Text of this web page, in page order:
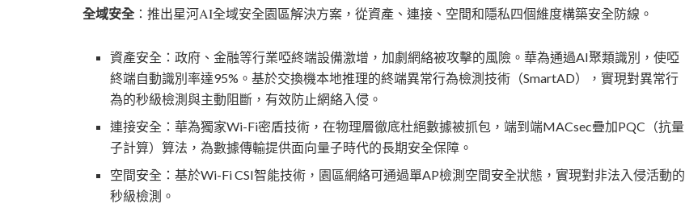
全域安全 ：推出星河AI全域安全園區解決方案，從資產、連接、空間和隱私四個維度構築安全防線。
資產安全：政府、金融等行業啞終端設備激增，加劇網絡被攻擊的風險。華為通過AI聚類識別，使啞
終端自動識別率達95% 。基於交換機本地推理的終端異常行為檢測技術（SmartAD），實現對異常行
為的秒級檢測與主動阻斷，有效防止網絡入侵。
連接安全：華為獨家Wi-Fi密盾技術，在物理層徹底杜絕數據被抓包，端到端MACsec疊加PQC （抗量
子計算）算法，為數據傳輸提供面向量子時代的長期安全保障。
空間安全：基於Wi-Fi CSI智能技術，園區網絡可通過單AP檢測空間安全狀態，實現對非法入侵活動的
秒級檢測。